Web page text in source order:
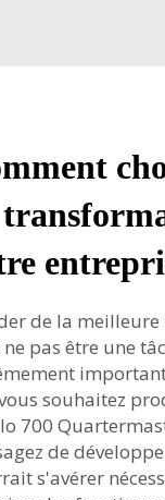
de la
pas être une
souhaitez
700
de
s'avérer